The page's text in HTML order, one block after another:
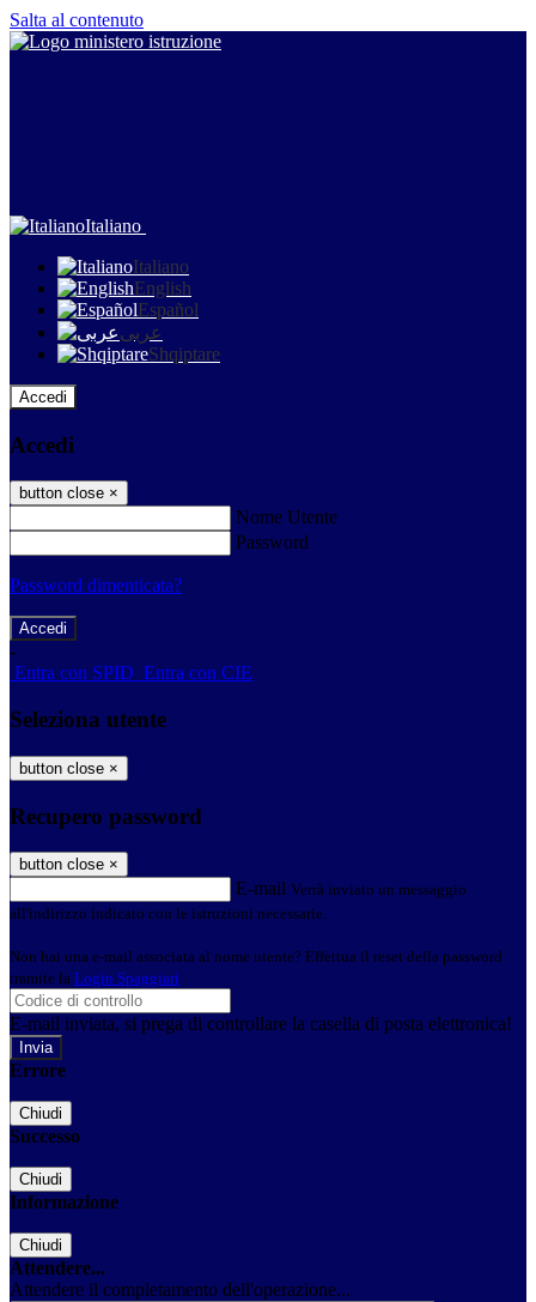
Salta al contenuto
Italiano
Italiano
English
Español
عربى
Shqiptare
Accedi
Accedi
button close ×
Nome Utente
Password
Password dimenticata?
-
Entra con SPID Entra con CIE
Seleziona utente
button close ×
Recupero password
button close ×
E-mail Verrà inviato un messaggio
all'indirizzo indicato con le istruzioni necessarie.
Non hai una e-mail associata al nome utente? Effettua il reset della password
tramite la Login Spaggiari
E-mail inviata, si prega di controllare la casella di posta elettronica!
Errore
Chiudi
Successo
Chiudi
Informazione
Chiudi
Attendere...
Attendere il completamento dell'operazione...